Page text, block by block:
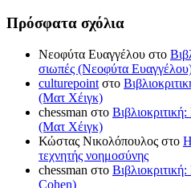
Πρόσφατα σχόλια
Νεοφύτα Ευαγγέλου στο
σιωπές (Νεοφύτα
culturepoint στο
(Ματ Χέιγκ)
chessman στο
(Ματ Χέιγκ)
Κώστας Νικολόπουλος στο
τεχνητής νοημοσύνης
chessman στο
Cohen)